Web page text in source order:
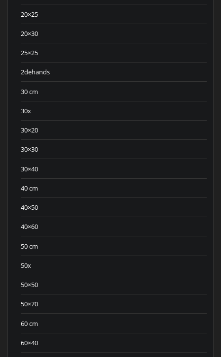
20×25
20×30
25×25
2dehands
30 cm
30x
30×20
30×30
30×40
40 cm
40×50
40×60
50 cm
50x
50×50
50×70
60 cm
60×40